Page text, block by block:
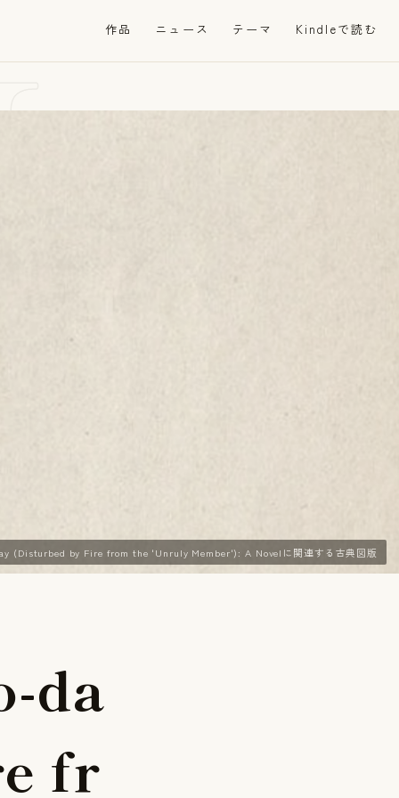
作品 ニュース テーマ Kindleで読む
(Disturbed by Fire from the 'Unruly Member'): A Novelに関連する古典図版
-da
e fr